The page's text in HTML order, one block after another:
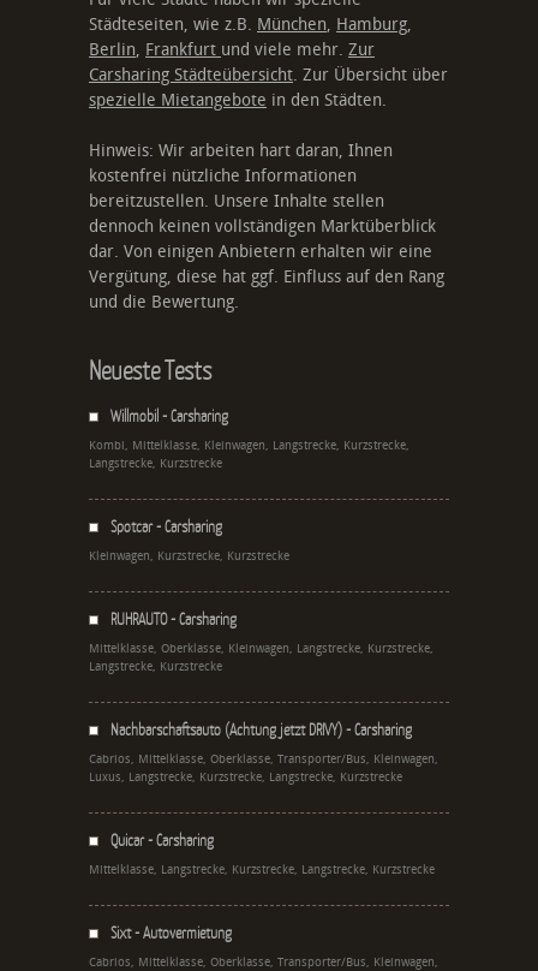
Städteseiten, wie z.B. München, Hamburg,
Berlin, Frankfurt und viele mehr. Zur
Carsharing Städteübersicht. Zur Übersicht über
spezielle Mietangebote in den Städten.
Hinweis: Wir arbeiten hart daran, Ihnen
kostenfrei nützliche Informationen
bereitzustellen. Unsere Inhalte stellen
dennoch keinen vollständigen Marktüberblick
dar. Von einigen Anbietern erhalten wir eine
Vergütung, diese hat ggf. Einfluss auf den Rang
und die Bewertung.
Neueste Tests
Willmobil - Carsharing
Kombi, Mittelklasse, Kleinwagen, Langstrecke, Kurzstrecke,
Langstrecke, Kurzstrecke
Spotcar - Carsharing
Kleinwagen, Kurzstrecke, Kurzstrecke
RUHRAUTO - Carsharing
Mittelklasse, Oberklasse, Kleinwagen, Langstrecke, Kurzstrecke,
Langstrecke, Kurzstrecke
Nachbarschaftsauto (Achtung jetzt DRIVY) - Carsharing
Cabrios, Mittelklasse, Oberklasse, Transporter/Bus, Kleinwagen,
Luxus, Langstrecke, Kurzstrecke, Langstrecke, Kurzstrecke
Quicar - Carsharing
Mittelklasse, Langstrecke, Kurzstrecke, Langstrecke, Kurzstrecke
Sixt - Autovermietung
Cabrios, Mittelklasse, Oberklasse, Transporter/Bus, Kleinwagen,